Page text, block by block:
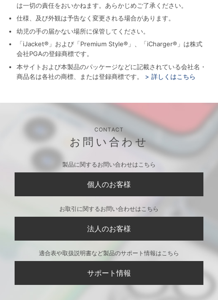
は一切の責任をおいかねます。あらかじめご了承ください。
仕様、及び外観は予告なく変更される場合があります。
幼児の手の届かない場所に保管してください。
「iJacket®」および「Premium Style®」、「iCharger®」は株式
会社PGAの登録商標です。
本サイトおよび本製品のパッケージなどに記載されている会社名・
商品名は各社の商標、または登録商標です。
> 詳しくはこちら
CONTACT
お問い合わせ
製品に関するお問い合わせはこちら
個人のお客様
お取引に関するお問い合わせはこちら
法人のお客様
適合表や取扱説明書など製品のサポート情報はこちら
サポート情報